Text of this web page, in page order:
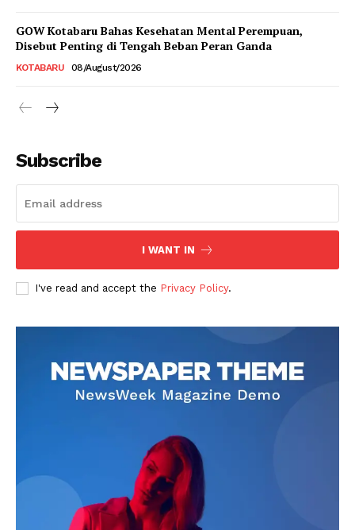
GOW Kotabaru Bahas Kesehatan Mental Perempuan,
Disebut Penting di Tengah Beban Peran Ganda
KOTABARU 08/August/2026
Subscribe
I WANT IN
I've read and accept the Privacy Policy.